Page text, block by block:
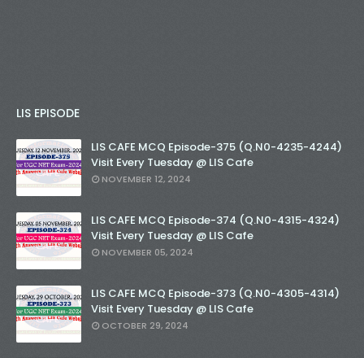
LIS EPISODE
LIS CAFE MCQ Episode-375 (Q.N0-4235-4244)
Visit Every Tuesday @ LIS Cafe
NOVEMBER 12, 2024
LIS CAFE MCQ Episode-374 (Q.N0-4315-4324)
Visit Every Tuesday @ LIS Cafe
NOVEMBER 05, 2024
LIS CAFE MCQ Episode-373 (Q.N0-4305-4314)
Visit Every Tuesday @ LIS Cafe
OCTOBER 29, 2024